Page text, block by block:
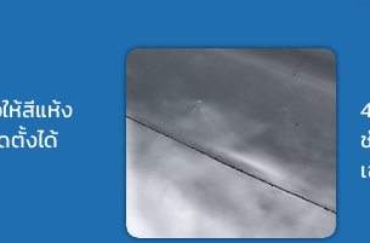
ห้สีแห้ง
ตั้งได้